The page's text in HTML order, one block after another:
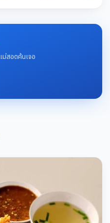
ม่สอดค้นเจอ